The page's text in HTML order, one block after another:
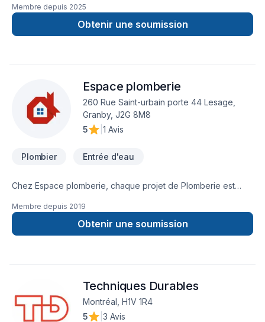
Membre depuis 2025
Obtenir une soumission
Espace plomberie
260 Rue Saint-urbain porte 44 Lesage,
Granby, J2G 8M8
5
1 Avis
Plombier Entrée d'eau
Chez Espace plomberie, chaque projet de Plomberie est
et la satisfaction client à Centre du Québec,Eastern
Ontario,Estrie,Laurentides,Montérégie,Montréal. Nous
privilégions la transparence, l'écoute et l'efficacité pour bâtir
d'exception, centré sur vos besoins et vos aspirations.
Membre depuis 2019
Obtenir une soumission
Techniques Durables
Montréal, H1V 1R4
5
3 Avis